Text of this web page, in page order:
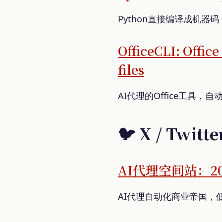
Python直接编译成机器
OfficeCLI:
files
AI代理的Office工具，自
🐦 X /
AI代理空间站：
AI代理自动化商业帝国，